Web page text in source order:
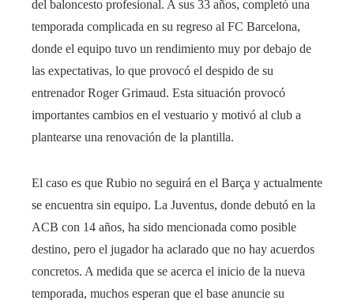
del baloncesto profesional. A sus 33 años, completó una
temporada complicada en su regreso al FC Barcelona, ​​
donde el equipo tuvo un rendimiento muy por debajo de
las expectativas, lo que provocó el despido de su
entrenador Roger Grimaud. Esta situación provocó
importantes cambios en el vestuario y motivó al club a
plantearse una renovación de la plantilla.
El caso es que Rubio no seguirá en el Barça y actualmente
se encuentra sin equipo. La Juventus, donde debutó en la
ACB con 14 años, ha sido mencionada como posible
destino, pero el jugador ha aclarado que no hay acuerdos
concretos. A medida que se acerca el inicio de la nueva
temporada, muchos esperan que el base anuncie su